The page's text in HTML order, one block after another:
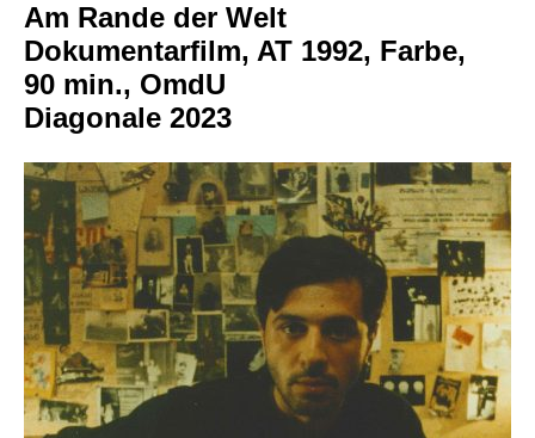
Am Rande der Welt
Dokumentarfilm, AT 1992, Farbe,
90 min., OmdU
Diagonale 2023